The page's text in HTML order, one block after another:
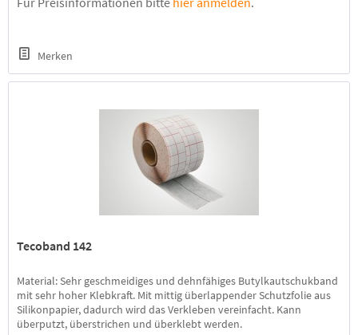
Überkleben von Konstruktions- und Anschlussfugen im Industrie-
Merken
Tecoband 142
Material: Sehr geschmeidiges und dehnfähiges Butylkautschukband
mit sehr hoher Klebkraft. Mit mittig überlappender Schutzfolie aus
Silikonpapier, dadurch wird das Verkleben vereinfacht. Kann
überputzt, überstrichen und überklebt werden.